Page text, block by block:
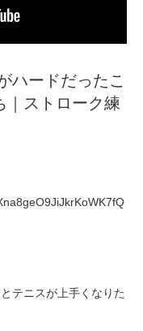
ハードだったこ
｜ストローク練
テニスが上手くなりた